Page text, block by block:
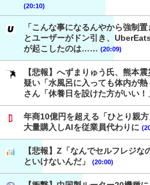
(20:10)
「こんな事になるんやから強制
とユーザーがドン引き、
が起こしたのは…… (20:09)
【悲報】へずまりゅう氏、熊本
疑い「水風呂に入っても体内が
さん「休養日を設けた方がいい！
年商10億円を超える「ひとり親
大量購入しAIを従業員代わりに
【悲報】Z「なんでセルフレジ
といけないんだ」
(20:00)